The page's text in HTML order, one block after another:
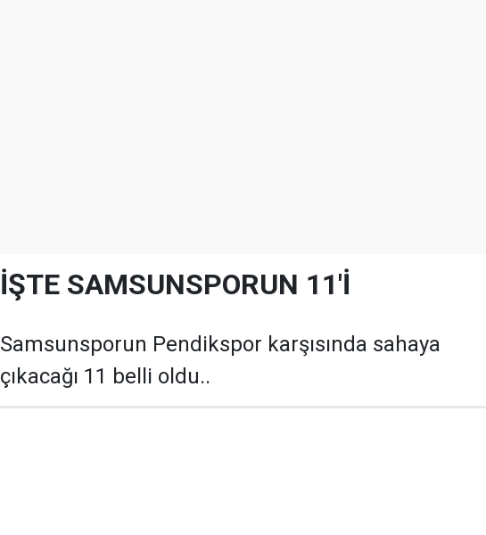
İŞTE SAMSUNSPORUN 11'İ
Samsunsporun Pendikspor karşısında sahaya
çıkacağı 11 belli oldu..